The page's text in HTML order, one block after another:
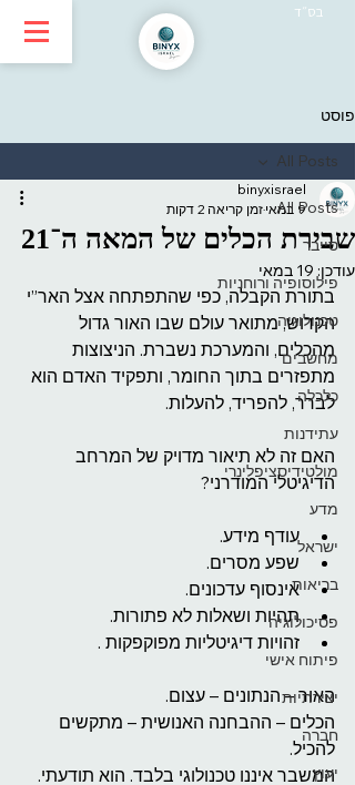
בס״ד
פוסט
All Posts
סייבר
פילוסופיה ורוחניות
טכנולוגיה
מחשבים
כלכלה
עתידנות
מולטידיסציפלינרי
מדע
ישראל
בריאות
פסיכולוגיה
פיתוח אישי
יצירתיות
חברה
יעוץ
All Posts
שבירת הכלים של המאה ה־21
binyxisrael
9 במאי
זמן קריאה 2 דקות
עודכן: 19 במאי
בתורת הקבלה, כפי שהתפתחה אצל האר”י
הקדוש, מתואר עולם שבו האור גדול
מהכלים, והמערכת נשברת. הניצוצות
מתפזרים בתוך החומר, ותפקיד האדם הוא
לברר, להפריד, להעלות.
האם זה לא תיאור מדויק של המרחב
הדיגיטלי המודרני?
עודף מידע.
שפע מסרים.
אינסוף עדכונים.
תהיות ושאלות לא פתורות.
זהויות דיגיטליות מפוקפקות .
האור – הנתונים – עצום.
הכלים – ההבחנה האנושית – מתקשים
להכיל.
המשבר איננו טכנולוגי בלבד. הוא תודעתי.